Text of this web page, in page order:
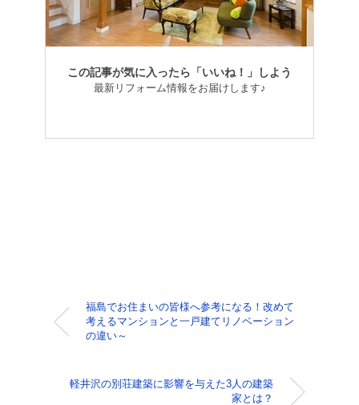
この記事が気に入ったら「いいね！」しよう
最新リフォーム情報をお届けします♪
福島でお住まいの皆様へ参考になる！改めて
考えるマンションと一戸建てリノベーション
の違い～
軽井沢の別荘建築に影響を与えた3人の建築
家とは？